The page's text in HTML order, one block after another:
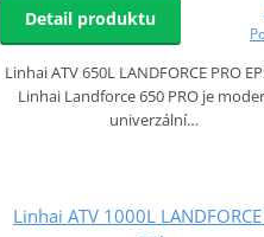
Detail produktu
Linhai ATV 650L LANDFORCE PRO
Linhai Landforce 650 PRO je
univerzální…
Linhai ATV 1000L LANDFORCE